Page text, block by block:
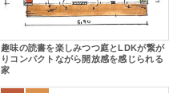
趣味の読書を楽しみつつ庭とLDKが繋が
りコンパクトながら開放感を感じられる
家